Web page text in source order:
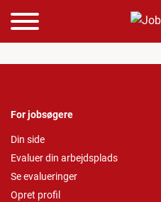
For jobsøgere
Din side
Evaluer din arbejdsplads
Se evalueringer
Opret profil